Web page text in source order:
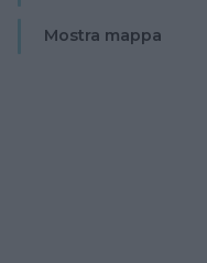
Mostra mappa